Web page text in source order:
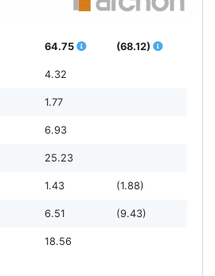
64.75 (68.12)
4.32
1.77
6.93
25.23
1.43 (1.88)
6.51 (9.43)
18.56